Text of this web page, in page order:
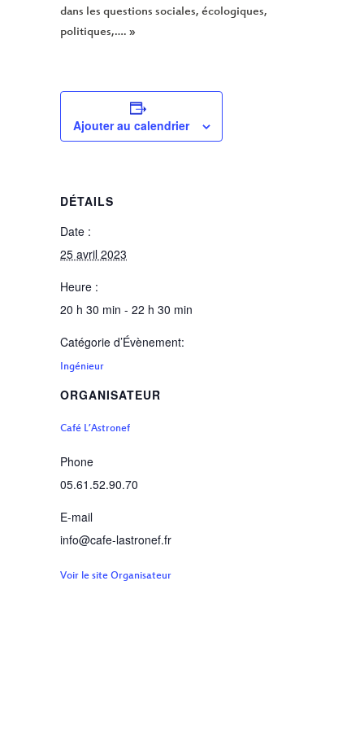
dans les questions sociales, écologiques,
politiques,…. »
Ajouter au calendrier
DÉTAILS
Date :
25 avril 2023
Heure :
20 h 30 min - 22 h 30 min
Catégorie d’Évènement:
Ingénieur
ORGANISATEUR
Café L’Astronef
Phone
05.61.52.90.70
E-mail
info@cafe-lastronef.fr
Voir le site Organisateur